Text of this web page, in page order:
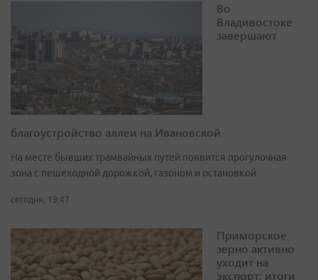
Во
Владивостоке
завершают
благоустройство аллеи на Ивановской
На месте бывших трамвайных путей появится прогулочная
зона с пешеходной дорожкой, газоном и остановкой
сегодня, 19:47
Приморское
зерно активно
уходит на
экспорт: итоги